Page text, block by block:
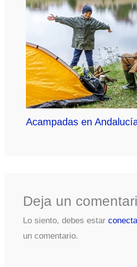
Acampadas en
Deja un
Lo siento, debes estar
un comentario.